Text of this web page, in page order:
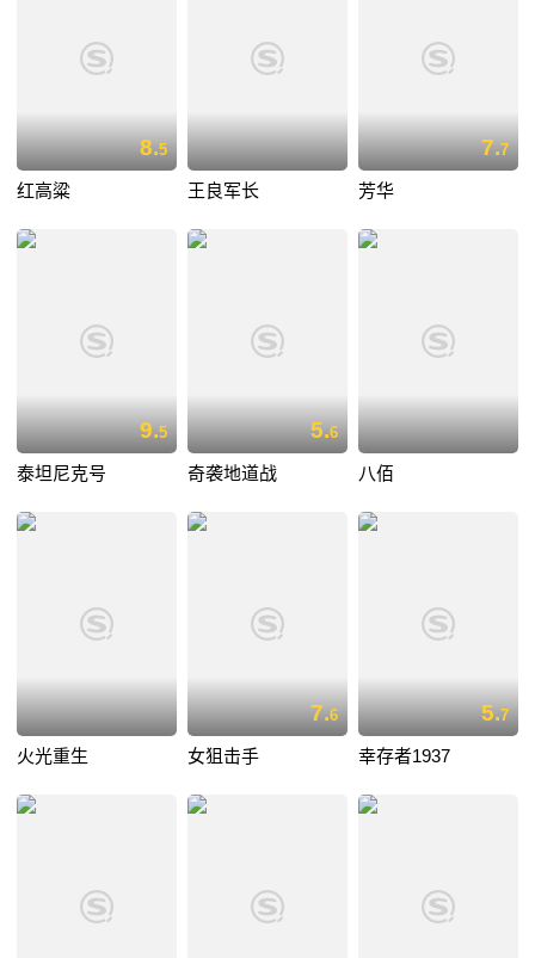
8.5
红高粱 王良军长
7.7
芳华
9.5
泰坦尼克号
5.6
奇袭地道战 八佰
火光重生
7.6
女狙击手
5.7
幸存者1937